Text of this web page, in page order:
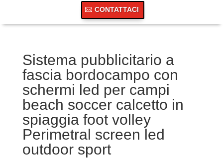
CONTATTACI
Sistema pubblicitario a
fascia bordocampo con
schermi led per campi
beach soccer calcetto in
spiaggia foot volley
Perimetral screen led
outdoor sport